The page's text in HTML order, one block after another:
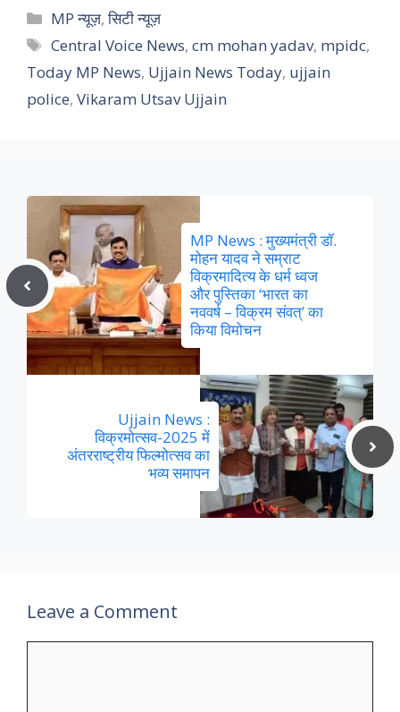
Categories
MP न्यूज़,सिटी न्यूज़
Tags
Central Voice News,cm mohan yadav, mpidc,
Today MP News, Ujjain News Today, ujjain
police, Vikaram Utsav Ujjain
MP News : मुख्यमंत्री डॉ.
मोहन यादव ने सम्राट
विक्रमादित्य के धर्म ध्वज
और पुस्तिका ‘भारत का
नववर्ष – विक्रम संवत्’ का
किया विमोचन
Ujjain News :
विक्रमोत्सव-2025 में
अंतरराष्ट्रीय फिल्मोत्सव का
भव्य समापन
Leave a Comment